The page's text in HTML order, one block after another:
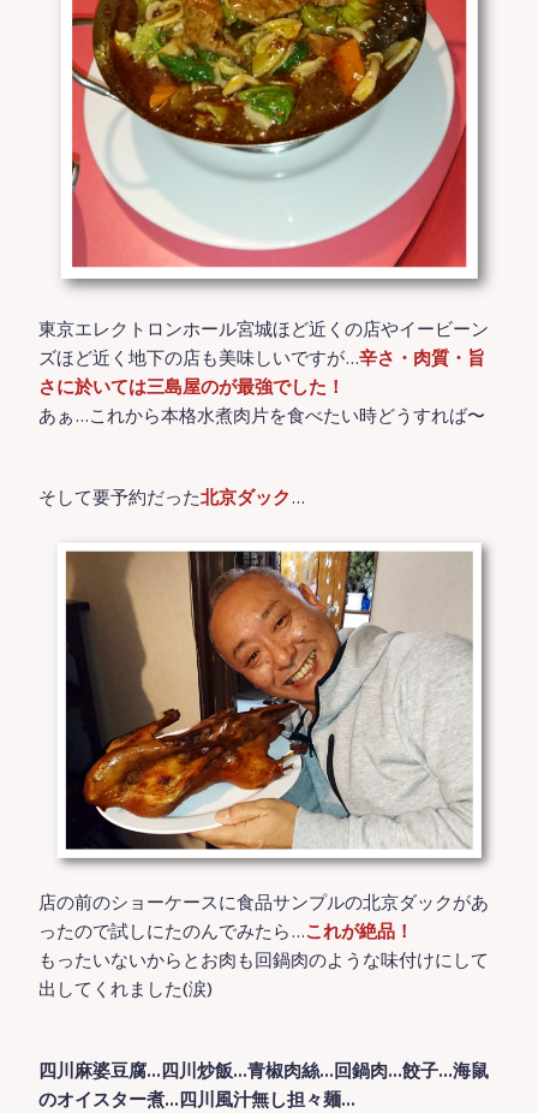
東京エレクトロンホール宮城ほど近くの店やイービーン
ズほど近く地下の店も美味しいですが…辛さ・肉質・旨
さに於いては三島屋のが最強でした！
あぁ…これから本格水煮肉片を食べたい時どうすれば〜
そして要予約だった北京ダック…
店の前のショーケースに食品サンプルの北京ダックがあ
ったので試しにたのんでみたら…これが絶品！
もったいないからとお肉も回鍋肉のような味付けにして
出してくれました(涙)
四川麻婆豆腐…四川炒飯…青椒肉絲…回鍋肉…餃子…海鼠
のオイスター煮…四川風汁無し担々麺…